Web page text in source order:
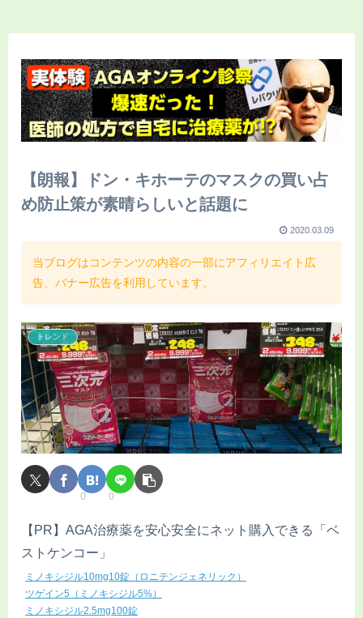
【朗報】ドン・キホーテのマスクの買い占
め防止策が素晴らしいと話題に
2020.03.09
当ブログはコンテンツの内容の一部にアフィリエイト広
告、バナー広告を利用しています。
トレンド
0 0
【PR】AGA治療薬を安心安全にネット購入できる「ベ
ストケンコー」
ミノキシジル10mg10錠（ロニテンジェネリック）
ツゲイン5（ミノキシジル5%）
ミノキシジル2.5mg100錠